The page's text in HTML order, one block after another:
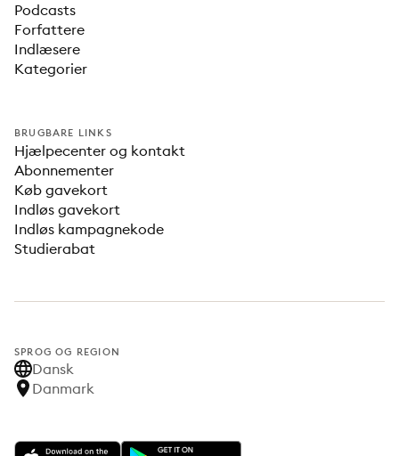
Podcasts
Forfattere
Indlæsere
Kategorier
BRUGBARE LINKS
Hjælpecenter og kontakt
Abonnementer
Køb gavekort
Indløs gavekort
Indløs kampagnekode
Studierabat
SPROG OG REGION
Dansk
Danmark